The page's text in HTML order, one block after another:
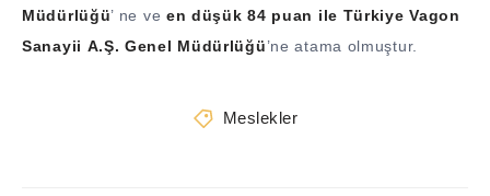
Müdürlüğü’ ne ve en düşük 84 puan ile Türkiye Vagon
Sanayii A.Ş. Genel Müdürlüğü’ne atama olmuştur.
Meslekler